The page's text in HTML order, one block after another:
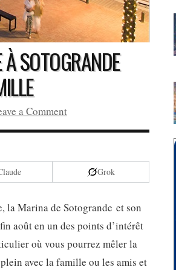
SOTOGRANDE
a Comment
Grok
la Marina de Sotogrande et son
août en un des points d’intérêt
où vous pourrez mêler la
avec la famille ou les amis et